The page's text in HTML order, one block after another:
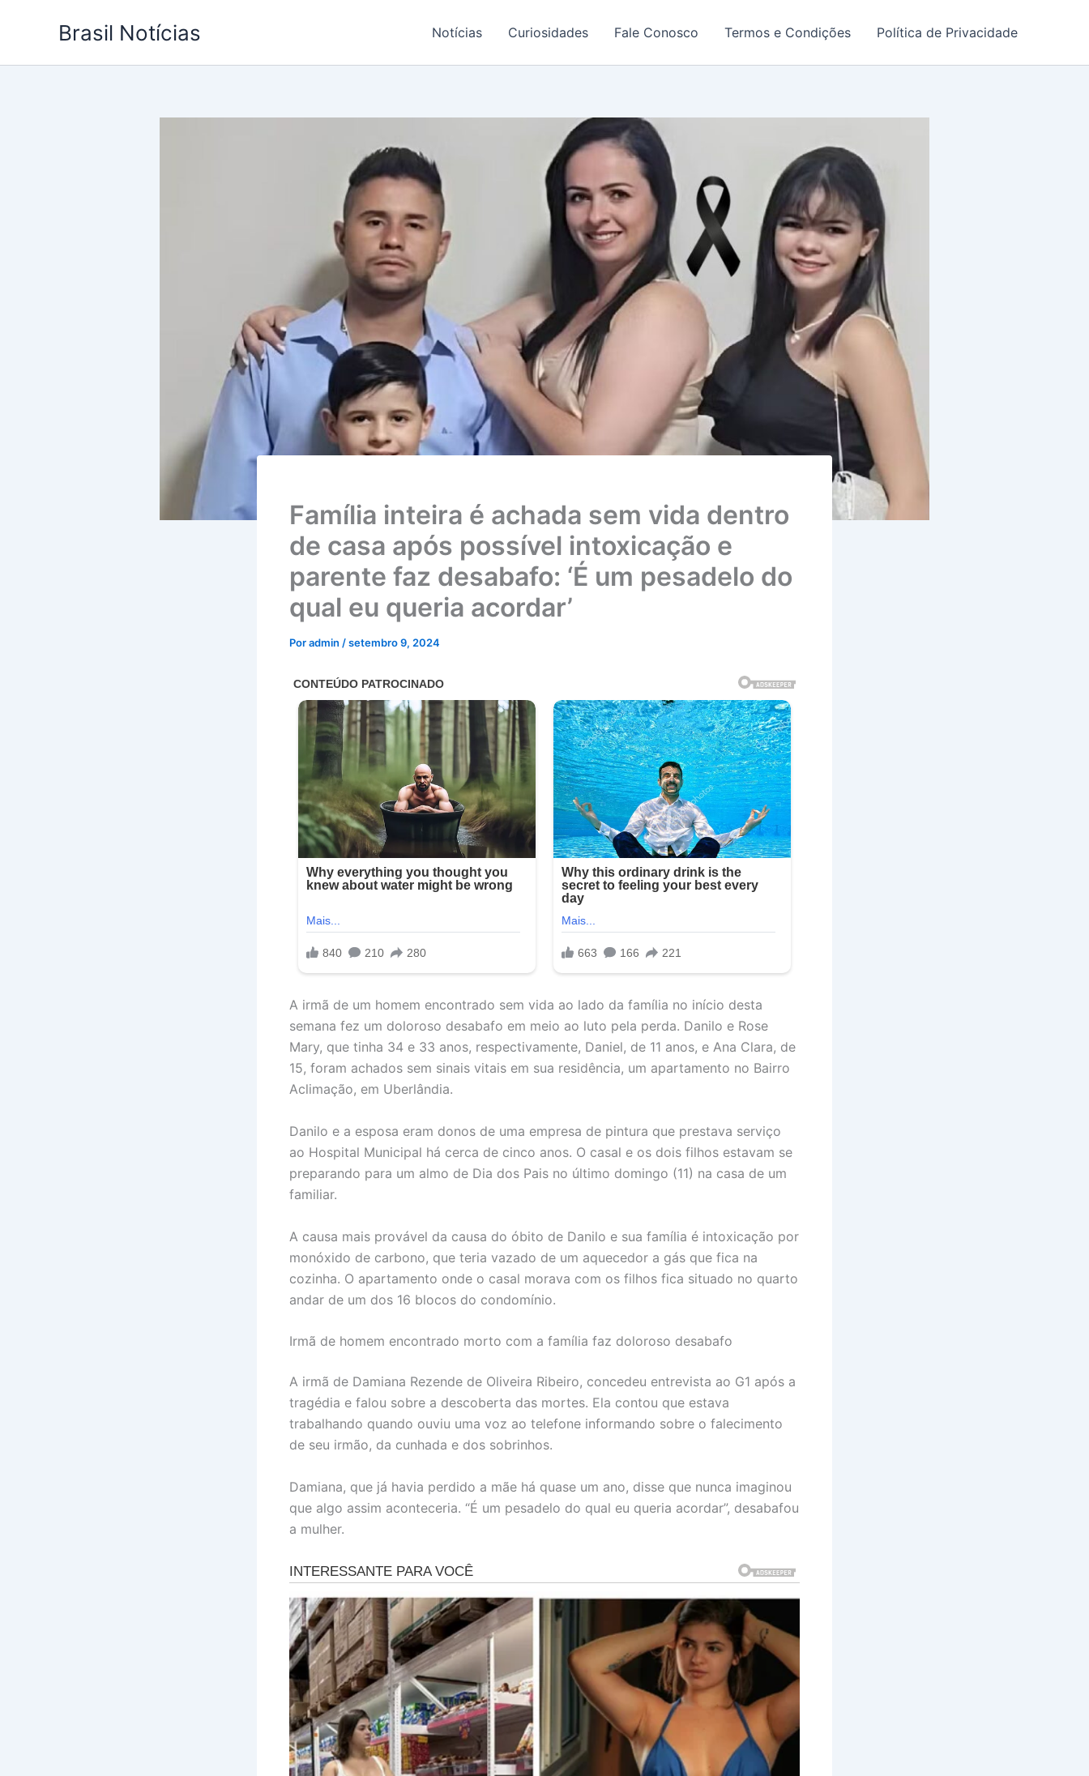
Brasil Notícias Notícias Curiosidades Fale Conosco Termos e Condições Política de Privacidade
Família inteira é achada sem vida dentro
de casa após possível intoxicação e
parente faz desabafo: ‘É um pesadelo do
qual eu queria acordar’
Poradmin /setembro 9, 2024
A irmã de um homem encontrado sem vida ao lado da família no início desta
semana fez um doloroso desabafo em meio ao luto pela perda. Danilo e Rose
Mary, que tinha 34 e 33 anos, respectivamente, Daniel, de 11 anos, e Ana Clara, de
15, foram achados sem sinais vitais em sua residência, um apartamento no Bairro
Aclimação, em Uberlândia.
Danilo e a esposa eram donos de uma empresa de pintura que prestava serviço
ao Hospital Municipal há cerca de cinco anos. O casal e os dois filhos estavam se
preparando para um almo de Dia dos Pais no último domingo (11) na casa de um
familiar.
A causa mais provável da causa do óbito de Danilo e sua família é intoxicação por
monóxido de carbono, que teria vazado de um aquecedor a gás que fica na
cozinha. O apartamento onde o casal morava com os filhos fica situado no quarto
andar de um dos 16 blocos do condomínio.
Irmã de homem encontrado morto com a família faz doloroso desabafo
A irmã de Damiana Rezende de Oliveira Ribeiro, concedeu entrevista ao G1 após a
tragédia e falou sobre a descoberta das mortes. Ela contou que estava
trabalhando quando ouviu uma voz ao telefone informando sobre o falecimento
de seu irmão, da cunhada e dos sobrinhos.
Damiana, que já havia perdido a mãe há quase um ano, disse que nunca imaginou
que algo assim aconteceria. “É um pesadelo do qual eu queria acordar”, desabafou
a mulher.